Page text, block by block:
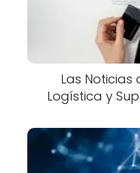
Las Noticias
Logística y